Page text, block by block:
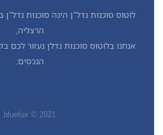
לוטוס סוכנות נדל”ן הינה סוכנות
הרצליה,
אנחנו בלוטוס סוכנות נדלן נעזור לכם
הנכסים.
bluefox © 2021